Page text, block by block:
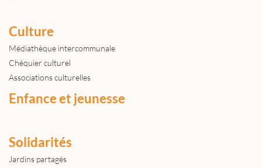
Culture
Médiathèque intercommunale
Chéquier culturel
Associations culturelles
Enfance et jeunesse
Solidarités
Jardins partagés